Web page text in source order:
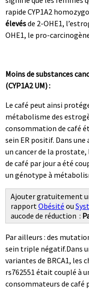
rapide CYP1A2
élevésde 2-OHE1,
OHE1, le pro-
Moins de substances
(CYP1A2 UM) :
Le café peut ainsi
métabolisme des
consommation de café
sein ER positif. Dans
un cancer de la
de café par jour a été
un génotype à
Ajouter gratuitement
rapportObésité ou
aucode de réduction :
Par ailleurs : des
sein triple négatif.Dans
variantes de BRCA1, les
rs762551 était couplé à
consommateurs de café